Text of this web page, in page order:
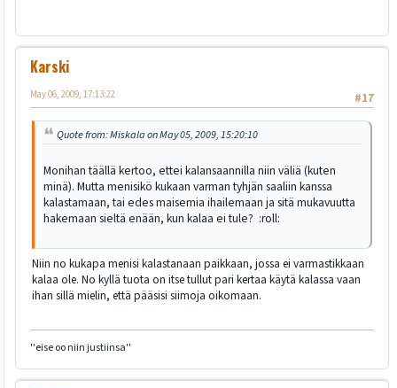
Karski
#17
May 06, 2009, 17:13:22
Quote from: Miskala on May 05, 2009, 15:20:10
Monihan täällä kertoo, ettei kalansaannilla niin väliä (kuten
minä). Mutta menisikö kukaan varman tyhjän saaliin kanssa
kalastamaan, tai edes maisemia ihailemaan ja sitä mukavuutta
hakemaan sieltä enään, kun kalaa ei tule? :roll:
Niin no kukapa menisi kalastanaan paikkaan, jossa ei varmastikkaan
kalaa ole. No kyllä tuota on itse tullut pari kertaa käytä kalassa vaan
ihan sillä mielin, että pääsisi siimoja oikomaan.
''eise oo niin justiinsa''